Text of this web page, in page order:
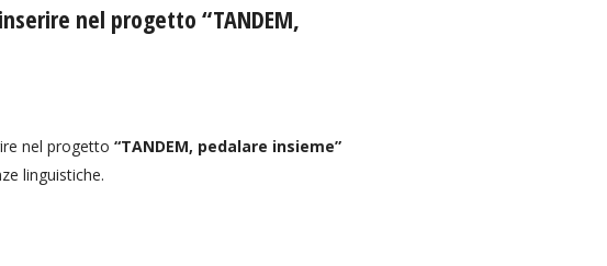
nel progetto “TANDEM,
nel progetto “TANDEM, pedalare insieme”
linguistiche.